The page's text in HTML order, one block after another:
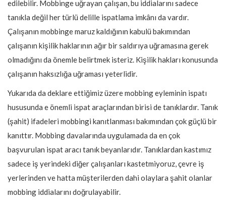
edilebilir. Mobbinge uğrayan çalışan, bu iddialarını sadece
tanıkla değil her türlü delille ispatlama imkânı da vardır.
Çalışanın mobbinge maruz kaldığının kabulü bakımından
çalışanın kişilik haklarının ağır bir saldırıya uğramasına gerek
olmadığını da önemle belirtmek isteriz. Kişilik hakları konusunda
çalışanın haksızlığa uğraması yeterlidir.
Yukarıda da deklare ettiğimiz üzere mobbing eyleminin ispatı
hususunda e önemli ispat araçlarından birisi de tanıklardır. Tanık
(şahit) ifadeleri mobbingi kanıtlanması bakımından çok güçlü bir
kanıttır. Mobbing davalarında uygulamada da en çok
başvurulan ispat aracı tanık beyanlarıdır. Tanıklardan kastımız
sadece iş yerindeki diğer çalışanları kastetmiyoruz, çevre iş
yerlerinden ve hatta müşterilerden dahi olaylara şahit olanlar
mobbing iddialarını doğrulayabilir.